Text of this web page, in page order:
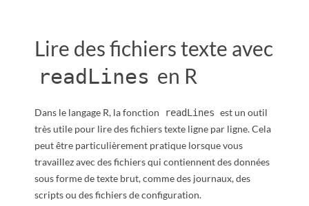
Lire des fichiers texte avec
readLines en R
Dans le langage R, la fonction readLines est un outil
très utile pour lire des fichiers texte ligne par ligne. Cela
peut être particulièrement pratique lorsque vous
travaillez avec des fichiers qui contiennent des données
sous forme de texte brut, comme des journaux, des
scripts ou des fichiers de configuration.